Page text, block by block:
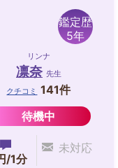
鑑定歴
5年
リンナ
凛奈 先生
クチコミ
141件
待機中
/1分
未対応